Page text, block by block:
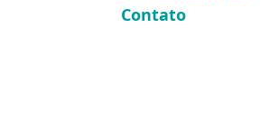
Contato